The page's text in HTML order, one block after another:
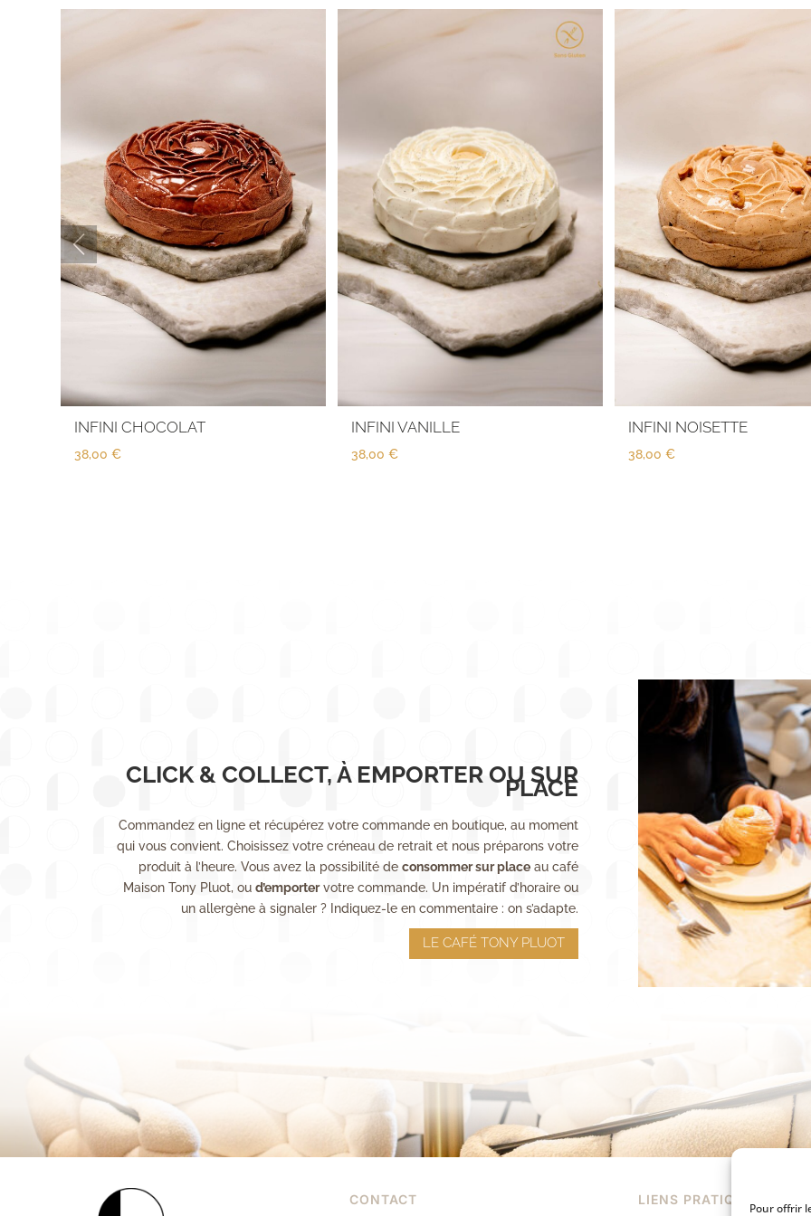
Pour offrir
INFINI CHOCOLAT
38,00€
INFINI VANILLE
38,00 €
INFINI NOISETTE
38,00 €
CLICK & COLLECT, À EMPORTER OU SUR
PLACE
Commandez en ligne et récupérez votre commande en boutique, au moment
qui vous convient. Choisissez votre créneau de retrait et nous préparons votre
produit à l’heure. Vous avez la possibilité de consommer sur placeau café
Maison Tony Pluot, ou d’emportervotre commande. Un impératif d’horaire ou
un allergène à signaler ? Indiquez-le en commentaire : on s’adapte.
LE CAFÉ TONY PLUOT
CONTACT LIENS PRATIQUES